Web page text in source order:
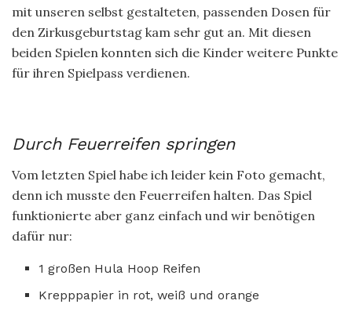
mit unseren selbst gestalteten, passenden Dosen für
den Zirkusgeburtstag kam sehr gut an. Mit diesen
beiden Spielen konnten sich die Kinder weitere Punkte
für ihren Spielpass verdienen.
Durch Feuerreifen springen
Vom letzten Spiel habe ich leider kein Foto gemacht,
denn ich musste den Feuerreifen halten. Das Spiel
funktionierte aber ganz einfach und wir benötigen
dafür nur:
1 großen Hula Hoop Reifen
Krepppapier in rot, weiß und orange